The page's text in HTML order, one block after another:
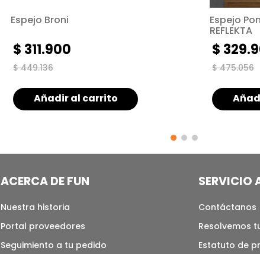
Espejo Broni
$ 449.136
$ 311.900
Añadir al carrito
Espejo
REFLEKTA
$ 475.056
$ 329.
ACERCA DE FUN
Nuestra historia
Portal proveedores
Seguimiento a tu pedido
SERVICIO
Contáctanos
Resolvemos
Estatuto de